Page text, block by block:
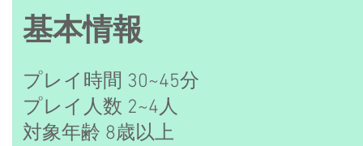
​基本情報
プレイ時間 30~45分
プレイ人数 2~4人
​対象年齢 8歳以上